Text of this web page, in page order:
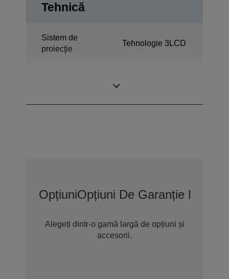
Tehnică
Sistem de
proiecţie
Tehnologie 3LCD
OpțiuniOpțiuni De Garanție
Alegeți dintr-o gamă largă de opțiuni și
accesorii.